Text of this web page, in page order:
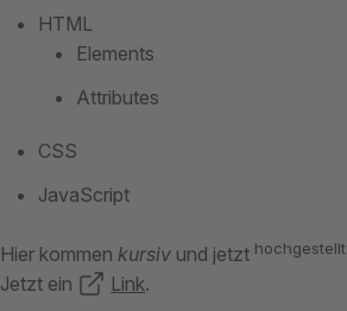
HTML
Elements
Attributes
CSS
JavaScript
Hier kommen kursiv und jetzt hochgestellt
Jetzt ein
Link.